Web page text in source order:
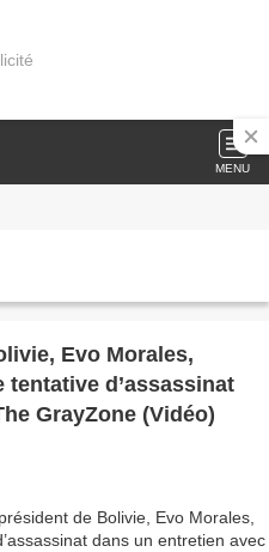
MENU
Evo Morales,
tentative d’assassinat
GrayZone (Vidéo)